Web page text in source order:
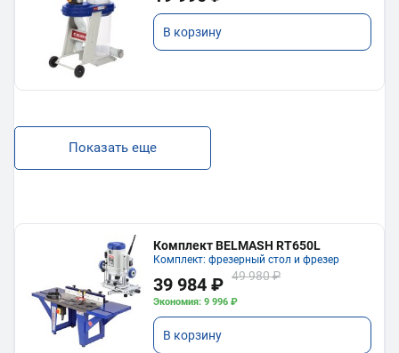
В корзину
Показать еще
Комплект BELMASH RT650L
Комплект: фрезерный стол и фрезер
39 984 ₽ 49 980 ₽
Экономия: 9 996 ₽
В корзину